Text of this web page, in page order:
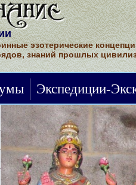
эзотерические
знаний прошлых
Экспедиции-